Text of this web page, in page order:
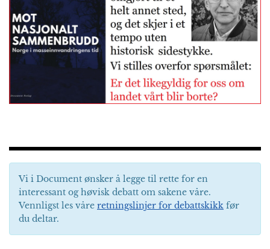
Vi i Document ønsker å legge til rette for en
interessant og høvisk debatt om sakene våre.
Vennligst les våre retningslinjer for debattskikk før
du deltar.